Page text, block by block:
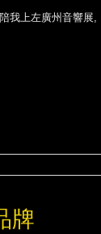
我上左廣州音響展,
牌